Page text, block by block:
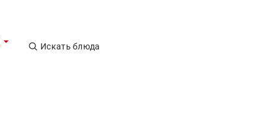
Искать блюда